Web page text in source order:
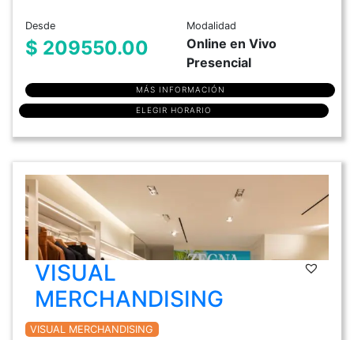
Desde
$ 209550.00
Modalidad
Online en Vivo
Presencial
MÁS INFORMACIÓN
ELEGIR HORARIO
VISUAL
MERCHANDISING
VISUAL MERCHANDISING